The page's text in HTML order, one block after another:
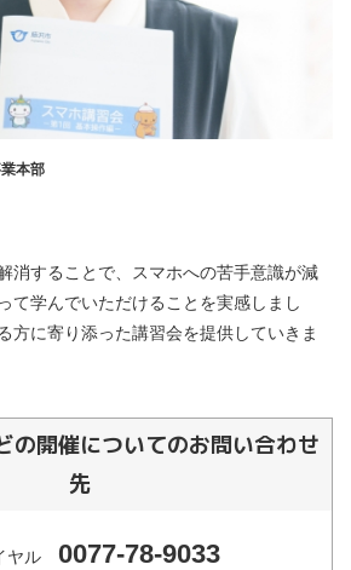
業本部
消することで、スマホへの苦手意識が減
て学んでいただけることを実感しまし
方に寄り添った講習会を提供していきま
の開催についてのお問い合わせ
先
ヤル 0077-78-9033